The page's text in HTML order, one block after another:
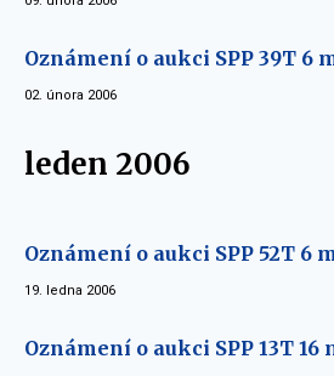
Oznámení o aukci SPP 39T 6
02. února 2006
leden 2006
Oznámení o aukci SPP 52T 6
19. ledna 2006
Oznámení o aukci SPP 13T 16